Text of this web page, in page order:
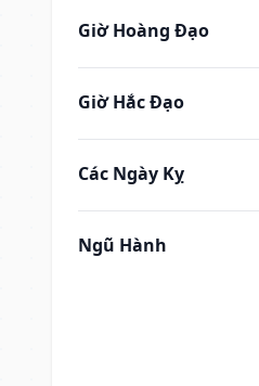
Giờ Hoàng Đạo
Giờ Hắc Đạo
Các Ngày Kỵ
Ngũ Hành